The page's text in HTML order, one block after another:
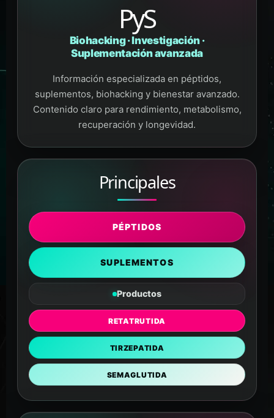
PyS
Biohacking · Investigación ·
Suplementación avanzada
Información especializada en péptidos,
suplementos, biohacking y bienestar avanzado.
Contenido claro para rendimiento, metabolismo,
recuperación y longevidad.
Principales
PÉPTIDOS
SUPLEMENTOS
Productos
RETATRUTIDA
TIRZEPATIDA
SEMAGLUTIDA